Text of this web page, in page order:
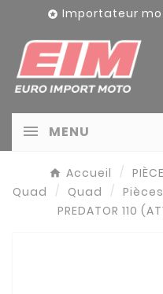
 Importateur
MENU
Accueil
Quad
Quad
PREDATOR 110
Panneau de gestion des